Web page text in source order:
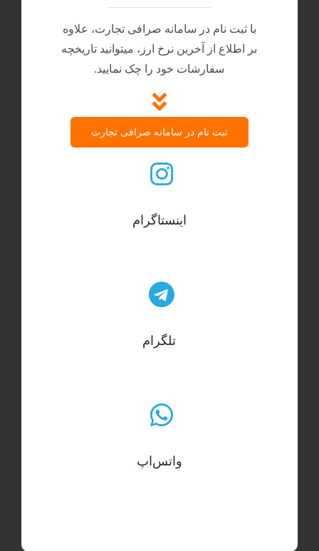
با ثبت نام در سامانه صرافی تجارت، علاوه
بر اطلاع از آخرین نرخ ارز، میتوانید تاریخچه
سفارشات خود را چک نمایید.
ثبت نام در سامانه صرافی تجارت
اینستاگرام
تلگرام
واتس‌اپ